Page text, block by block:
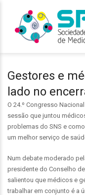
Gestores e
lado no
O 24.º Congresso
sessão que juntou
problemas do SNS e
um melhor serviço de
Num debate moderado
presidente do Conselho
salientou que médicos e
trabalhar em conjunto é a